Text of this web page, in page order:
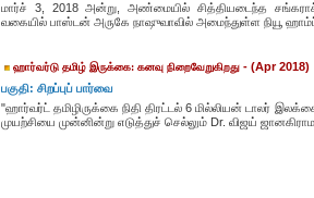
மார்ச் 3, 2018 அன்று, அண்மையில் சித்தியடைந்த
வகையில் பாஸ்டன் அருகே நாஷுவாவில் அமைந்துள்ள நியூ
ஹார்வர்டு தமிழ் இருக்கை: கனவு நிறைவேறுகிறது - (Apr 2018)
பகுதி: சிறப்புப் பார்வை
"ஹார்வர்ட் தமிழிருக்கை நிதி திரட்டல் 6 மில்லியன் டாலர்
முயற்சியை முன்னின்று எடுத்துச் செல்லும் Dr. விஜய்